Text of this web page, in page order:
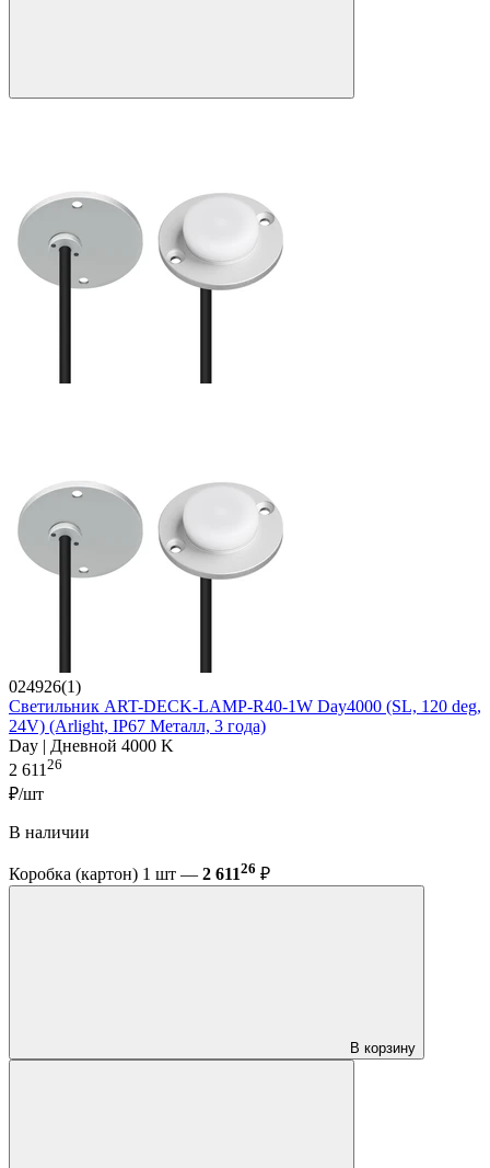
024926(1)
Светильник ART-DECK-LAMP-R40-1W Day4000 (SL, 120 deg,
24V) (Arlight, IP67 Металл, 3 года)
Day | Дневной 4000 K
2 61126
₽/шт
В наличии
Коробка (картон) 1 шт — 2 61126 ₽
В корзину